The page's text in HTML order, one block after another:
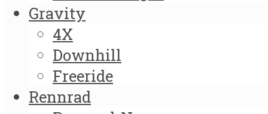
Gravity
4X
Downhill
Freeride
Rennrad